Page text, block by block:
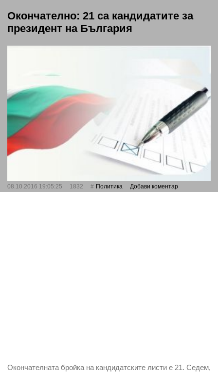
Окончателно: 21 са кандидатите за
президент на България
08.10.2016 19:05:25 1832 Политика Добави коментар
Окончателната бройка на кандидатските листи е 21. Седем,